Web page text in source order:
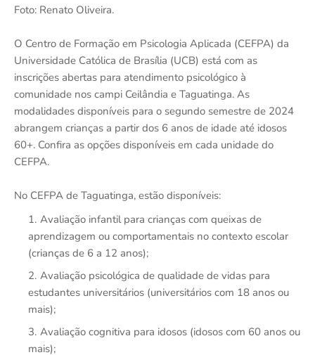
Foto: Renato Oliveira.
O Centro de Formação em Psicologia Aplicada (CEFPA) da
Universidade Católica de Brasília (UCB) está com as
inscrições abertas para atendimento psicológico à
comunidade nos campi Ceilândia e Taguatinga. As
modalidades disponíveis para o segundo semestre de 2024
abrangem crianças a partir dos 6 anos de idade até idosos
60+. Confira as opções disponíveis em cada unidade do
CEFPA.
No CEFPA de Taguatinga, estão disponíveis:
Avaliação infantil para crianças com queixas de
aprendizagem ou comportamentais no contexto escolar
(crianças de 6 a 12 anos);
Avaliação psicológica de qualidade de vidas para
estudantes universitários (universitários com 18 anos ou
mais);
Avaliação cognitiva para idosos (idosos com 60 anos ou
mais);